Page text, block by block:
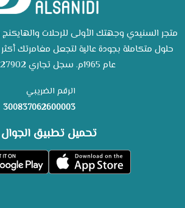
متجر السنيدي وجهتك الأولى للرحلات والهايكنج
حلول متكاملة بجودة عالية لتجعل مغامرتك
عام 1965م. سجل تجاري 1131027902
الرقم الضريبي
300837062600003
تحميل تطبيق الجوال